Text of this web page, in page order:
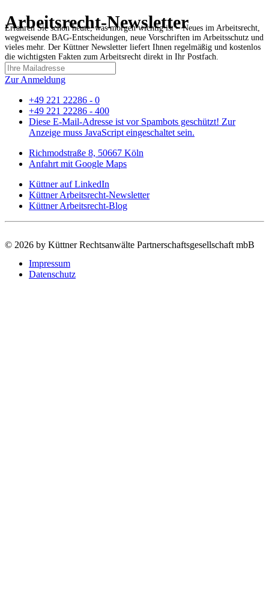
Arbeitsrecht-Newsletter
Erfahren Sie schon heute, was morgen wichtig ist – Neues im Arbeitsrecht,
wegweisende BAG-Entscheidungen, neue Vorschriften im Arbeitsschutz und
vieles mehr. Der Küttner Newsletter liefert Ihnen regelmäßig und kostenlos
die wichtigsten Fakten zum Arbeitsrecht direkt in Ihr Postfach.
Zur Anmeldung
+49 221 22286 - 0
+49 221 22286 - 400
Diese E-Mail-Adresse ist vor Spambots geschützt! Zur
Anzeige muss JavaScript eingeschaltet sein.
Richmodstraße 8, 50667 Köln
Anfahrt mit Google Maps
Küttner auf LinkedIn
Küttner Arbeitsrecht-Newsletter
Küttner Arbeitsrecht-Blog
© 2026 by Küttner Rechtsanwälte Partnerschaftsgesellschaft mbB
Impressum
Datenschutz